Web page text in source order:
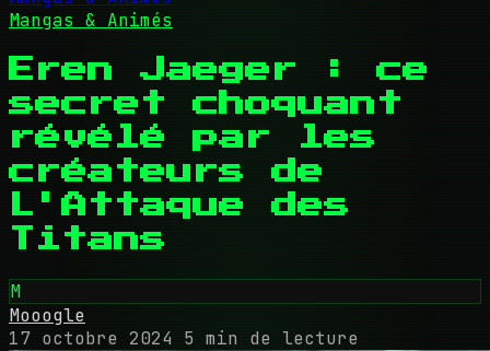
Mangas & Animés
Eren Jaeger : ce
secret choquant
révélé par les
créateurs de
L'Attaque des
Titans
M
Mooogle
17 octobre 2024
5 min de lecture